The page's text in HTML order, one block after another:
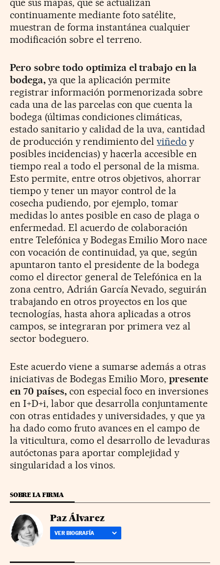
que sus mapas, que se actualizan
continuamente mediante foto satélite,
muestran de forma instantánea cualquier
modificación sobre el terreno.
Pero sobre todo optimiza el trabajo en la
bodega,ya que la aplicación permite
registrar información pormenorizada sobre
cada una de las parcelas con que cuenta la
bodega (últimas condiciones climáticas,
estado sanitario y calidad de la uva, cantidad
de producción y rendimiento delviñedo y
posibles incidencias) y hacerla accesible en
tiempo real a todo el personal de la misma.
Esto permite, entre otros objetivos, ahorrar
tiempo y tener un mayor control de la
cosecha pudiendo, por ejemplo, tomar
medidas lo antes posible en caso de plaga o
enfermedad. El acuerdo de colaboración
entre Telefónica y Bodegas Emilio Moro nace
con vocación de continuidad, ya que, según
apuntaron tanto el presidente de la bodega
como el director general de Telefónica en la
zona centro, Adrián García Nevado, seguirán
trabajando en otros proyectos en los que
tecnologías, hasta ahora aplicadas a otros
campos, se integraran por primera vez al
sector bodeguero.
Este acuerdo viene a sumarse además a otras
iniciativas de Bodegas Emilio Moro,presente
en 70 países,con especial foco en inversiones
en I+D+i, labor que desarrolla conjuntamente
con otras entidades y universidades, y que ya
ha dado como fruto avances en el campo de
la viticultura, como el desarrollo de levaduras
autóctonas para aportar complejidad y
singularidad a los vinos.
SOBRE LA FIRMA
Paz Álvarez
VER BIOGRAFÍA